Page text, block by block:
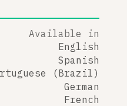
Available in
English
Spanish
(Brazil)
German
French